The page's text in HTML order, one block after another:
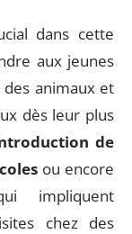
dans cette
aux jeunes
animaux et
dès leur plus
de
ou encore
impliquent
chez des